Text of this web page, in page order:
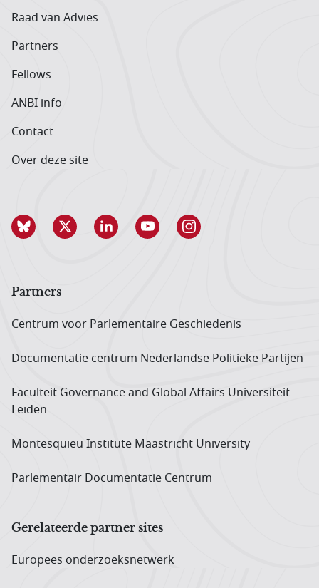
Raad van Advies
Partners
Fellows
ANBI info
Contact
Over deze site
Partners
Centrum voor Parlementaire Geschiedenis
Documentatie centrum Neder­landse Politieke Partijen
Faculteit Governance and Global Affairs Universiteit
Leiden
Montesquieu Institute Maastricht University
Parlementair Documentatie Centrum
Gerelateerde partner sites
Europees onderzoeks­netwerk